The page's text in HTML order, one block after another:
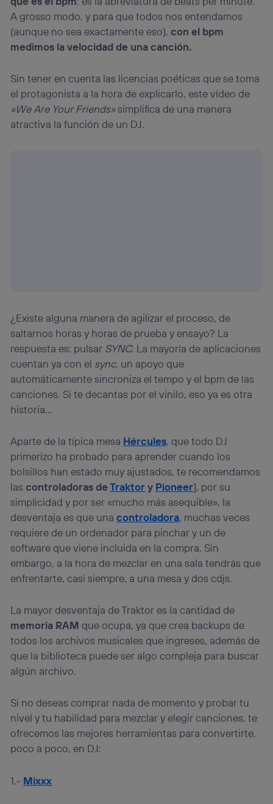
A grosso modo, y para que todos nos entendamos
(aunque no sea exactamente eso),con el bpm
medimos la velocidad de una canción.
Sin tener en cuenta las licencias poéticas que se toma
el protagonista a la hora de explicarlo, este vídeo de
«We Are Your Friends»simplifica de una manera
atractiva la función de un DJ.
¿Existe alguna manera de agilizar el proceso, de
saltarnos horas y horas de prueba y ensayo? La
respuesta es: pulsar SYNC. La mayoría de aplicaciones
cuentan ya con el sync, un apoyo que
automáticamente sincroniza el tempo y el bpm de las
canciones. Si te decantas por el vinilo, eso ya es otra
historia…
Aparte de la típica mesa Hércules, que todo DJ
primerizo ha probado para aprender cuando los
bolsillos han estado muy ajustados, te recomendamos
lascontroladoras deTraktory Pioneer], por su
simplicidad y por ser «mucho más asequible», la
desventaja es que unacontroladora, muchas veces
requiere de un ordenador para pinchar y un de
software que viene incluida en la compra. Sin
embargo, a la hora de mezclar en una sala tendrás que
enfrentarte, casi siempre, a una mesa y dos cdjs.
La mayor desventaja de Traktor es la cantidad de
memoria RAM que ocupa, ya que crea backups de
todos los archivos musicales que ingreses, además de
que la biblioteca puede ser algo compleja para buscar
algún archivo.
Si no deseas comprar nada de momento y probar tu
nivel y tu habilidad para mezclar y elegir canciones, te
ofrecemos las mejores herramientas para convertirte,
poco a poco, en DJ:
1.- Mixxx
Este identificador se asigna a la conexión de internet, por
lo que cualquier persona que conecte su dispositivo y
consienta el uso de la tecnología recibirá el mismo
identificador. Típicamente:
el marketing o análisis se realizará en función de las
actividades de navegación de los miembros del hogar
que hayan dado su consentimiento.
Si utilizas
datos móviles
, el marketing será más
personalizado, ya que se basará únicamente en la